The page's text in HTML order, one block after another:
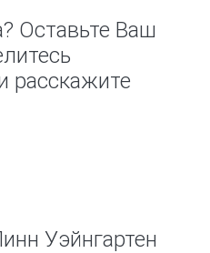
Оставьте Ваш
расскажите
Уэйнгартен